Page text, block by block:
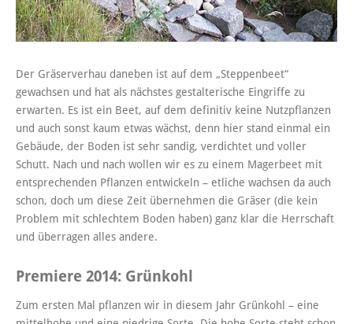
Der Gräserverhau daneben ist auf dem „Steppenbeet“
gewachsen und hat als nächstes gestalterische Eingriffe zu
erwarten. Es ist ein Beet, auf dem definitiv keine Nutzpflanzen
und auch sonst kaum etwas wächst, denn hier stand einmal ein
Gebäude, der Boden ist sehr sandig, verdichtet und voller
Schutt. Nach und nach wollen wir es zu einem Magerbeet mit
entsprechenden Pflanzen entwickeln – etliche wachsen da auch
schon, doch um diese Zeit übernehmen die Gräser (die kein
Problem mit schlechtem Boden haben) ganz klar die Herrschaft
und überragen alles andere.
Premiere 2014: Grünkohl
Zum ersten Mal pflanzen wir in diesem Jahr Grünkohl – eine